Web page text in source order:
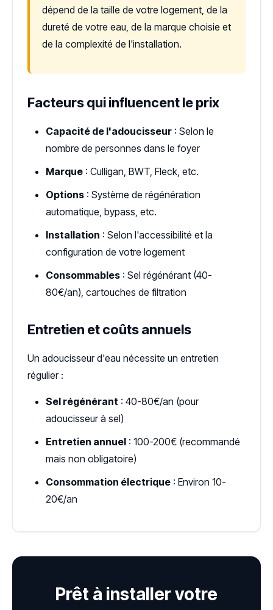
dépend de la taille de votre logement, de la
dureté de votre eau, de la marque choisie et
de la complexité de l'installation.
Facteurs qui influencent le prix
Capacité de l'adoucisseur : Selon le
nombre de personnes dans le foyer
Marque : Culligan, BWT, Fleck, etc.
Options : Système de régénération
automatique, bypass, etc.
Installation : Selon l'accessibilité et la
configuration de votre logement
Consommables : Sel régénérant (40-
80€/an), cartouches de filtration
Entretien et coûts annuels
Un adoucisseur d'eau nécessite un entretien
régulier :
Sel régénérant : 40-80€/an (pour
adoucisseur à sel)
Entretien annuel : 100-200€ (recommandé
mais non obligatoire)
Consommation électrique : Environ 10-
20€/an
Prêt à installer votre